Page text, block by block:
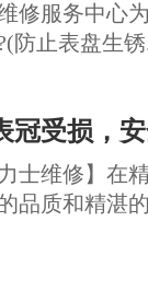
修服务中心
防止表盘生锈
冠受损，
力士维修】在
品质和精湛